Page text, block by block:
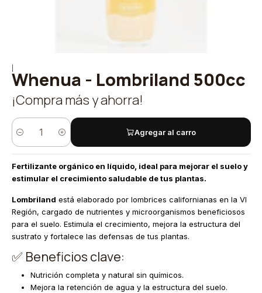
Whenua - Lombriland 500cc
¡Compra más y ahorra!
Cantidad
Agregar al carro
Fertilizante orgánico en líquido, ideal para mejorar el suelo y
estimular el crecimiento saludable de tus plantas.
Lombriland está elaborado por lombrices californianas en la VI
Región, cargado de nutrientes y microorganismos beneficiosos
para el suelo. Estimula el crecimiento, mejora la estructura del
sustrato y fortalece las defensas de tus plantas.
✅ Beneficios clave:
Nutrición completa y natural sin químicos.
Mejora la retención de agua y la estructura del suelo.